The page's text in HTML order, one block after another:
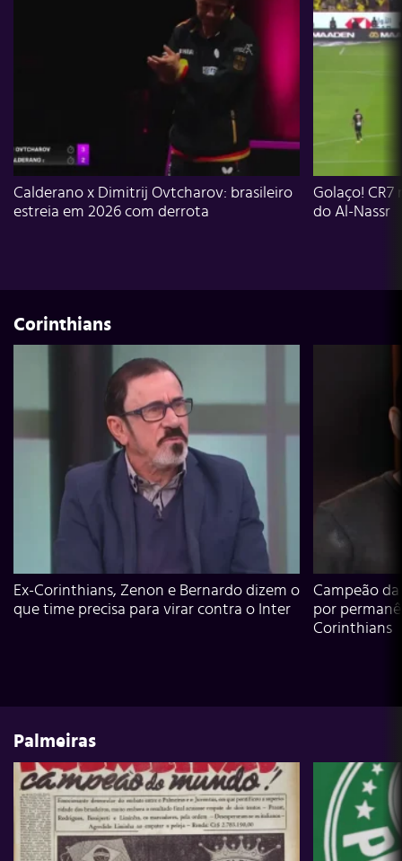
Calderano x Dimitrij Ovtcharov: brasileiro
estreia em 2026 com derrota
Golaço!
do Al-Nassr
Corinthians
Ex-Corinthians, Zenon e Bernardo dizem o
que time precisa para virar contra o Inter
Campeão
por
Corinthians
Palmeiras